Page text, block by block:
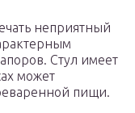
неприятный
Стул имеет
может
пищи.